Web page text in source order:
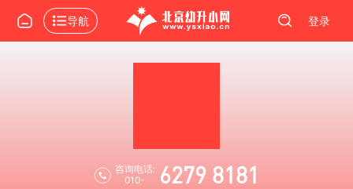
导航 登录
咨询电话:
010-
6279 8181